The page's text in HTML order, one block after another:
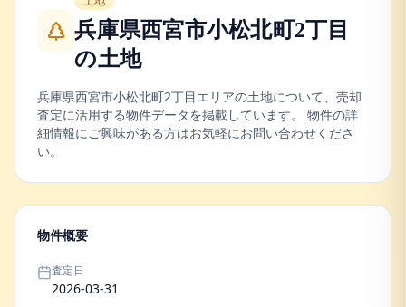
兵庫県西宮市小松北町2丁目
の土地
兵庫県西宮市小松北町2丁目エリアの土地について、売却
査定に活用する物件データを掲載しています。 物件の詳
細情報にご興味がある方はお気軽にお問い合わせくださ
い。
物件概要
査定日
2026-03-31